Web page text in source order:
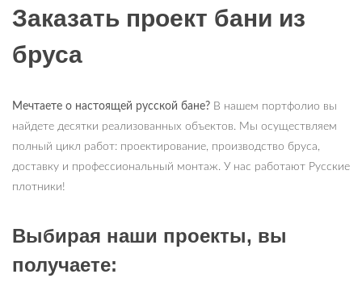
Заказать проект бани из
бруса
Мечтаете о настоящей русской бане? В нашем портфолио вы
найдете десятки реализованных объектов. Мы осуществляем
полный цикл работ: проектирование, производство бруса,
доставку и профессиональный монтаж. У нас работают Русские
плотники!
Выбирая наши проекты, вы
получаете: